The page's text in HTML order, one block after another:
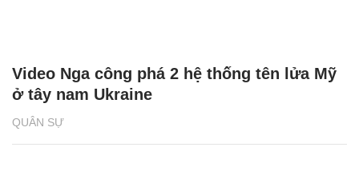
QUÂN SỰ
Video Nga công phá 2 hệ thống tên lửa Mỹ
ở tây nam Ukraine